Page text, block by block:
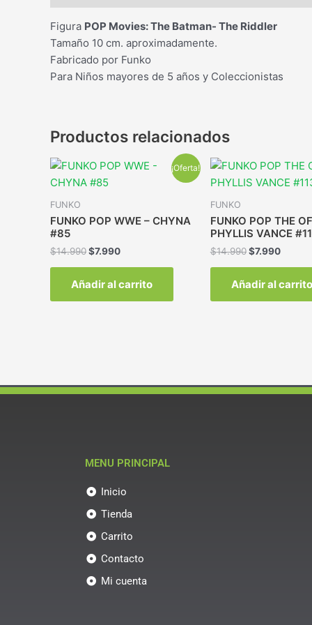
Figura POP Movies: The Batman- The Riddler
Tamaño 10 cm. aproximadamente.
Fabricado por Funko
Para Niños mayores de 5 años y Coleccionistas
Productos relacionados
¡Oferta!
FUNKO
FUNKO POP WWE – CHYNA
#85
$14.990$7.990
Añadir al carrito
FUNKO
FUNKO POP THE
PHYLLIS VANCE
$14.990 $7.990
Añadir al carrito
MENU PRINCIPAL
Inicio
Tienda
Carrito
Contacto
Mi cuenta